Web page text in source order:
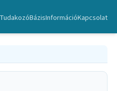
TudakozóBázisInformációKapcsolat